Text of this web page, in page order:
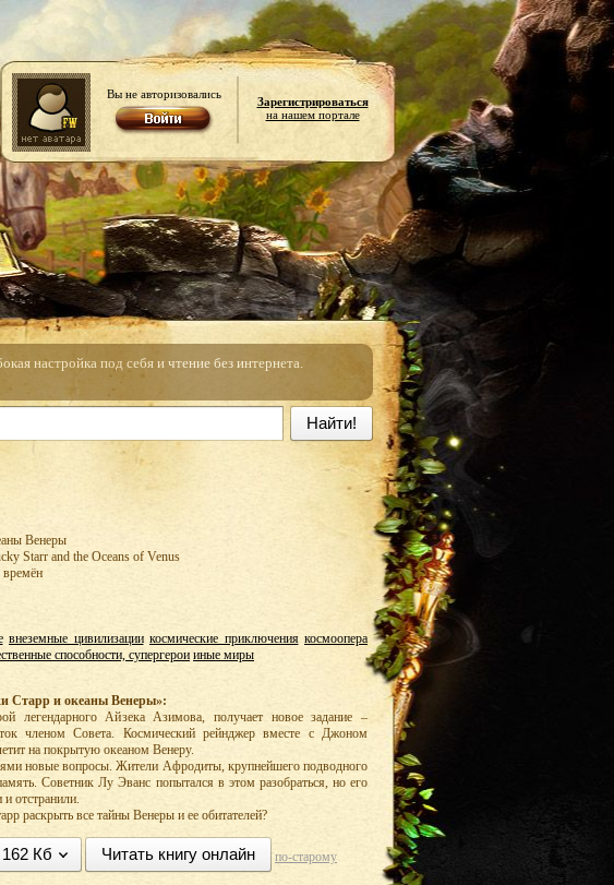
Вы не авторизовались
Зарегистрироваться
на нашем портале
настройка под себя и чтение без интернета.
Найти!
Венеры
Starr and the Oceans of Venus
внеземные цивилизации космические приключения космоопера
способности, супергерои иные миры
Старр и океаны Венеры»:
легендарного Айзека Азимова, получает новое задание –
членом Совета. Космический рейнджер вместе с Джоном
на покрытую океаном Венеру.
новые вопросы. Жители Афродиты, крупнейшего подводного
Советник Лу Эванс попытался в этом разобраться, но его
отстранили.
раскрыть все тайны Венеры и ее обитателей?
Кб Читать книгу онлайн по-старому